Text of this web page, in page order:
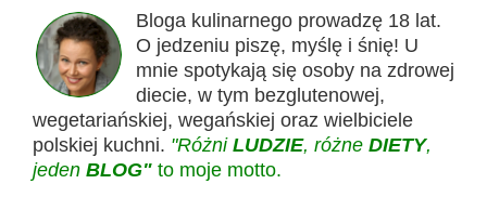
Bloga kulinarnego prowadzę 18 lat.
O jedzeniu piszę, myślę i śnię! U
mnie spotykają się osoby na zdrowej
diecie, w tym bezglutenowej,
wegetariańskiej, wegańskiej oraz wielbiciele
polskiej kuchni. "Różni LUDZIE, różne DIETY,
jeden BLOG" to moje motto.